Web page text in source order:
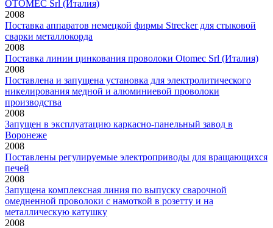
OTOMEC Srl (Италия)
2008
Поставка аппаратов немецкой фирмы Strecker для стыковой
сварки металлокорда
2008
Поставка линии цинкования проволоки Otomec Srl (Италия)
2008
Поставлена и запущена установка для электролитического
никелирования медной и алюминиевой проволоки
производства
2008
Запущен в эксплуатацию каркасно-панельный завод в
Воронеже
2008
Поставлены регулируемые электроприводы для вращающихся
печей
2008
Запущена комплексная линия по выпуску сварочной
омедненной проволоки с намоткой в розетту и на
металлическую катушку
2008